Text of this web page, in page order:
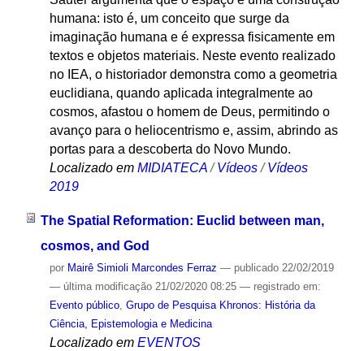
humana: isto é, um conceito que surge da
imaginação humana e é expressa fisicamente em
textos e objetos materiais. Neste evento realizado
no IEA, o historiador demonstra como a geometria
euclidiana, quando aplicada integralmente ao
cosmos, afastou o homem de Deus, permitindo o
avanço para o heliocentrismo e, assim, abrindo as
portas para a descoberta do Novo Mundo.
Localizado em MIDIATECA /Vídeos /Vídeos
2019
The Spatial Reformation: Euclid between man,
cosmos, and God
por Mairê Simioli Marcondes Ferraz — publicado22/02/2019
— última modificação21/02/2020 08:25 — registrado em:
Evento público, Grupo de Pesquisa Khronos: História da
Ciência, Epistemologia e Medicina
Localizado em EVENTOS